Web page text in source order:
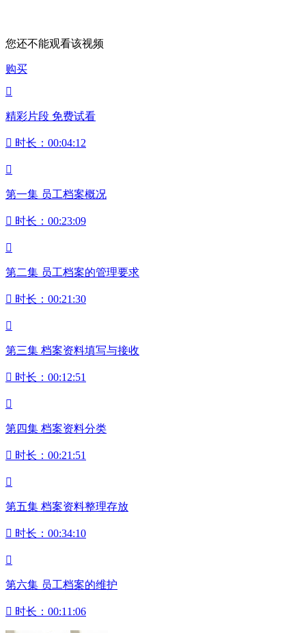
您还不能观看该视频
购买

精彩片段 免费试看
 时长：00:04:12

第一集 员工档案概况
 时长：00:23:09

第二集 员工档案的管理要求
 时长：00:21:30

第三集 档案资料填写与接收
 时长：00:12:51

第四集 档案资料分类
 时长：00:21:51

第五集 档案资料整理存放
 时长：00:34:10

第六集 员工档案的维护
 时长：00:11:06